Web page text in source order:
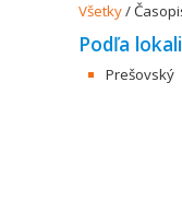
Všetky/
Podľa
Prešovský